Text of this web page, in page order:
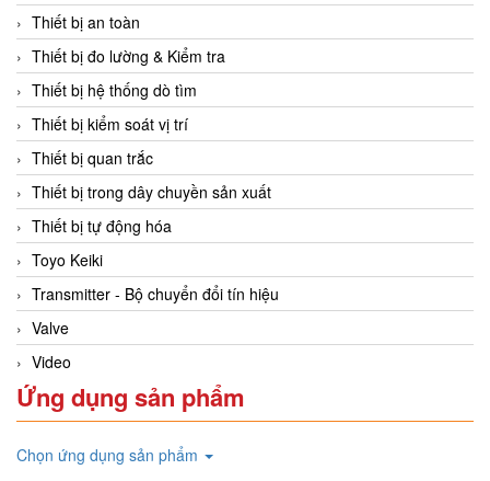
Thiết bị an toàn
Thiết bị đo lường & Kiểm tra
Thiết bị hệ thống dò tìm
Thiết bị kiểm soát vị trí
Thiết bị quan trắc
Thiết bị trong dây chuyền sản xuất
Thiết bị tự động hóa
Toyo Keiki
Transmitter - Bộ chuyển đổi tín hiệu
Valve
Video
Ứng dụng sản phẩm
Chọn ứng dụng sản phẩm